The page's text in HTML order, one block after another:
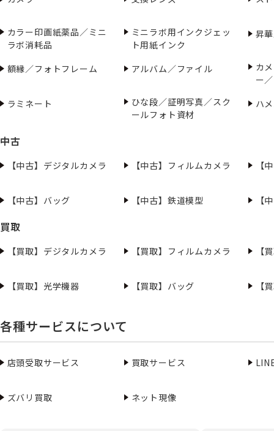
カラー印画紙薬品／ミニ
ラボ消耗品
ミニラボ用インクジェッ
ト用紙インク
昇
額縁／フォトフレーム アルバム／ファイル
カ
ー
ラミネート
ひな段／証明写真／スク
ールフォト資材
ハ
中古
【中古】デジタルカメラ 【中古】フィルムカメラ 【
【中古】バッグ 【中古】鉄道模型 【
買取
【買取】デジタルカメラ 【買取】フィルムカメラ 【
【買取】光学機器 【買取】バッグ 【
各種サービスについて
店頭受取サービス 買取サービス
ズバリ買取 ネット現像